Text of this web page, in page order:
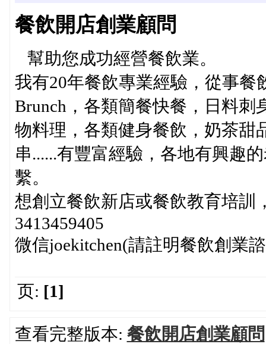
餐飲開店創業顧問
幫助您成功經營餐飲業。
我有20年餐飲專業經驗，從事
Brunch，各類簡餐快餐，日料
物料理，各類健身餐飲，奶茶甜
串......有豐富經驗，各地有興趣
繫。
想創立餐飲新店或餐飲教育培訓
3413459405
微信joekitchen(請註明餐飲創業
页: [1]
查看完整版本: 餐飲開店創業顧問